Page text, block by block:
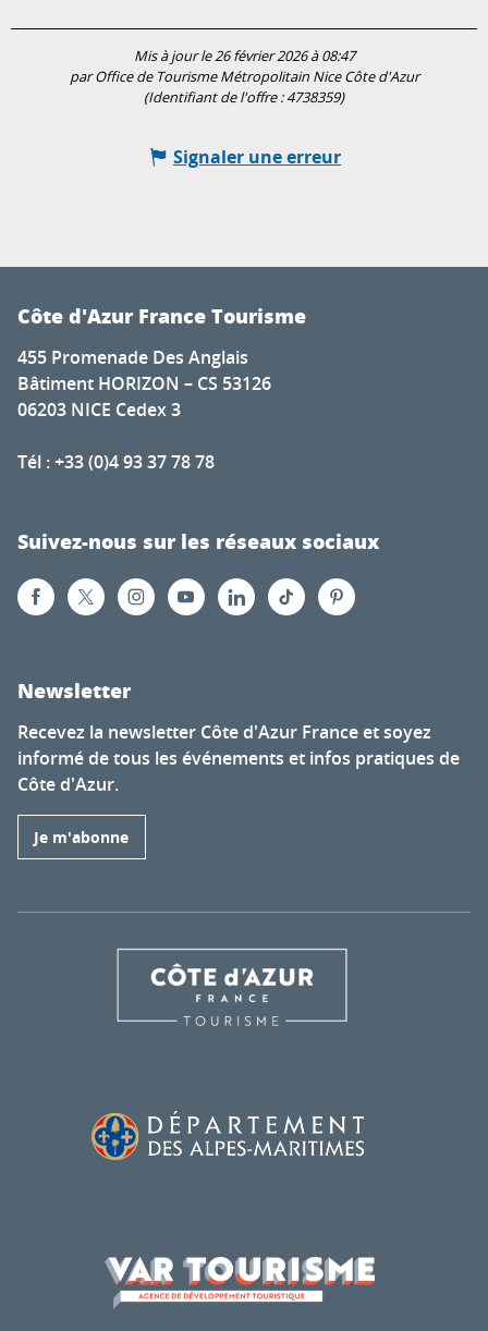
Mis à jour le 26 février 2026 à 08:47
par Office de Tourisme Métropolitain Nice Côte d'Azur
(Identifiant de l'offre :4738359)
Signaler une erreur
Côte d'Azur France Tourisme
455 Promenade Des Anglais
Bâtiment HORIZON – CS 53126
06203 NICE Cedex 3
Tél : +33 (0)4 93 37 78 78
Suivez-nous sur les réseaux sociaux
Newsletter
Recevez la newsletter Côte d'Azur France et soyez
informé de tous les événements et infos pratiques de
Côte d'Azur.
Je m'abonne